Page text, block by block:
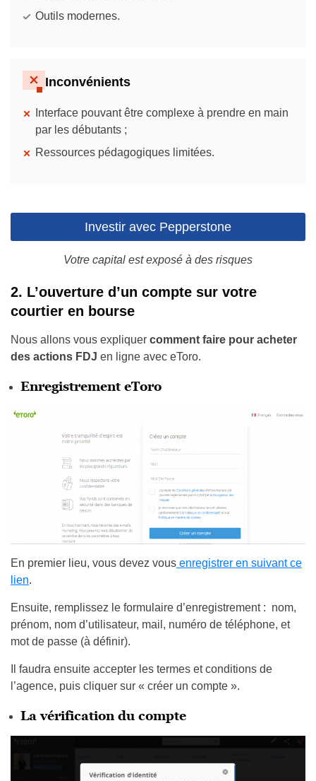
Outils modernes.
Inconvénients
Interface pouvant être complexe à prendre en main
par les débutants ;
Ressources pédagogiques limitées.
Investir avec Pepperstone
Votre capital est exposé à des risques
2. L’ouverture d’un compte sur votre
courtier en bourse
Nous allons vous expliquer comment faire pour acheter
des actions FDJ en ligne avec eToro.
Enregistrement eToro
En premier lieu, vous devez vous enregistrer en suivant ce
lien.
Ensuite, remplissez le formulaire d’enregistrement : nom,
prénom, nom d’utilisateur, mail, numéro de téléphone, et
mot de passe (à définir).
Il faudra ensuite accepter les termes et conditions de
l’agence, puis cliquer sur « créer un compte ».
La vérification du compte